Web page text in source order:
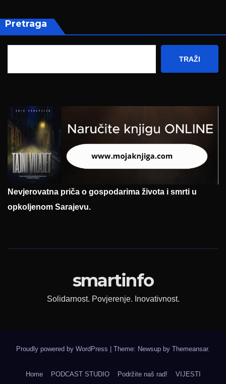
Pretraga
TRAŽI
Nevjerovatna priča o gospodarima života i smrti u
opkoljenom Sarajevu.
smartinfo
Solidarnost. Povjerenje. Inovativnost.
Proudly powered by WordPress Theme: Newsup by Themeansar.
Home PODCAST STUDIO Podržite naš rad! VIJESTI